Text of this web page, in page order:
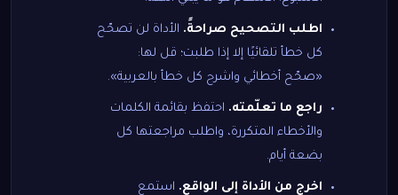
اطلب التصحيح صراحةً. الأداة لن تصحّح
كل خطأ تلقائيًا إلا إذا طلبت؛ قل لها:
«صحّح أخطائي واشرح كل خطأ بالعربية».
راجع ما تعلّمته. احتفظ بقائمة الكلمات
والأخطاء المتكررة، واطلب مراجعتها كل
بضعة أيام.
اخرج من الأداة إلى الواقع. استمع